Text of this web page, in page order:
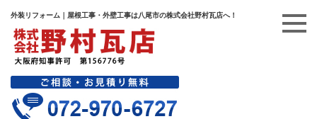
外装リフォーム｜屋根工事・外壁工事は八尾市の株式会社野村瓦店へ！